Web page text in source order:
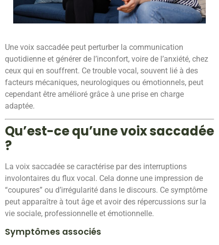
Une voix saccadée peut perturber la communication
quotidienne et générer de l’inconfort, voire de l’anxiété, chez
ceux qui en souffrent. Ce trouble vocal, souvent lié à des
facteurs mécaniques, neurologiques ou émotionnels, peut
cependant être amélioré grâce à une prise en charge
adaptée.
Qu’est-ce qu’une voix saccadée
?
La voix saccadée se caractérise par des interruptions
involontaires du flux vocal. Cela donne une impression de
“coupures” ou d’irrégularité dans le discours. Ce symptôme
peut apparaître à tout âge et avoir des répercussions sur la
vie sociale, professionnelle et émotionnelle.
Symptômes associés